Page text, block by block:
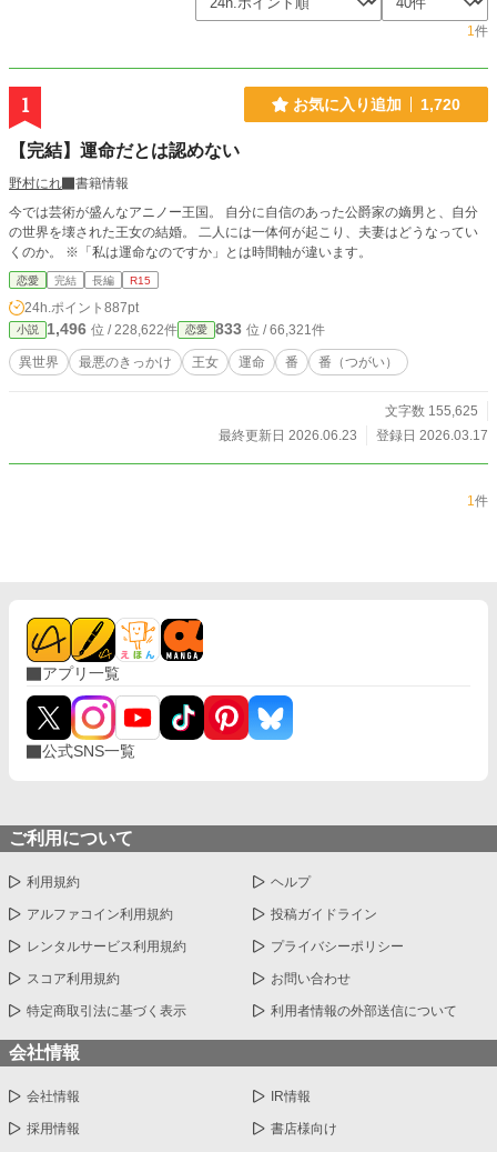
1件
1 お気に入り追加 1,720
【完結】運命だとは認めない
野村にれ
書籍情報
今では芸術が盛んなアニノー王国。 自分に自信のあった公爵家の嫡男と、自分
の世界を壊された王女の結婚。 二人には一体何が起こり、夫妻はどうなってい
くのか。 ※「私は運命なのですか」とは時間軸が違います。
恋愛 完結 長編 R15
24h.ポイント 887pt
小説 1,496 位 / 228,622件 恋愛 833 位 / 66,321件
異世界 最悪のきっかけ 王女 運命 番 番（つがい）
文字数 155,625
最終更新日 2026.06.23
登録日 2026.03.17
1件
アプリ一覧
公式SNS一覧
ご利用について
利用規約 ヘルプ
アルファコイン利用規約 投稿ガイドライン
レンタルサービス利用規約 プライバシーポリシー
スコア利用規約 お問い合わせ
特定商取引法に基づく表示 利用者情報の外部送信について
会社情報
会社情報 IR情報
採用情報 書店様向け